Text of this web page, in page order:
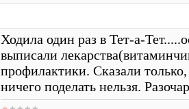
Ходила один раз в Тет-а-
выписали
профилактики. Сказали
ничего поделать нельзя.